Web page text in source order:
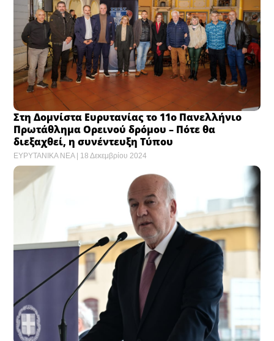
Στη Δομνίστα Ευρυτανίας το 11ο Πανελλήνιο
Πρωτάθλημα Ορεινού δρόμου – Πότε θα
διεξαχθεί, η συνέντευξη Τύπου
ΕΥΡΥΤΑΝΙΚΑ ΝΕΑ 18 Δεκεμβρίου 2024